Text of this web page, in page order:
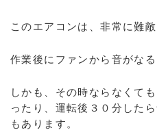
このエアコンは、非常に難敵
作業後にファンから音がな
しかも、その時ならなくて
ったり、運転後３０分した
もあります。